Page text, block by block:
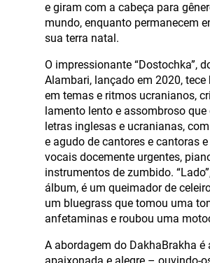
e giram com a cabeça para
mundo, enquanto permanecem
sua terra natal.
O impressionante “Dostochka”,
Alambari, lançado em 2020, tece
em temas e ritmos ucranianos,
lamento lento e assombroso
letras inglesas e ucranianas,
e agudo de cantores e cantoras
vocais docemente urgentes,
instrumentos de zumbido.
álbum, é um queimador de
um bluegrass que tomou uma
anfetaminas e roubou uma
A abordagem do DakhaBrakha é